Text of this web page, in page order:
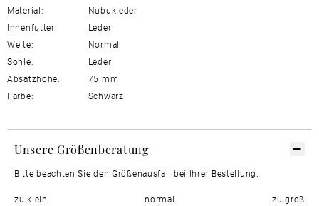
Material:
Nubukleder
Innenfutter:
Leder
Weite:
Normal
Sohle:
Leder
Absatzhöhe:
75 mm
Farbe:
Schwarz
Unsere Größenberatung
Bitte beachten Sie den Größenausfall bei Ihrer Bestellung.
zu klein normal zu groß